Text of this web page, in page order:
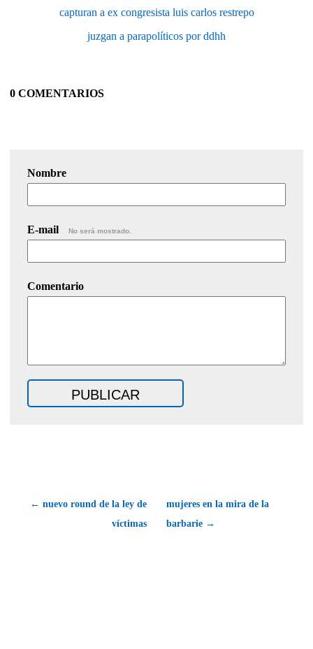
capturan a ex congresista luis carlos restrepo
juzgan a parapolíticos por ddhh
0 COMENTARIOS
Nombre
E-mail No será mostrado.
Comentario
← nuevo round de la ley de
víctimas
mujeres en la mira de la
barbarie →